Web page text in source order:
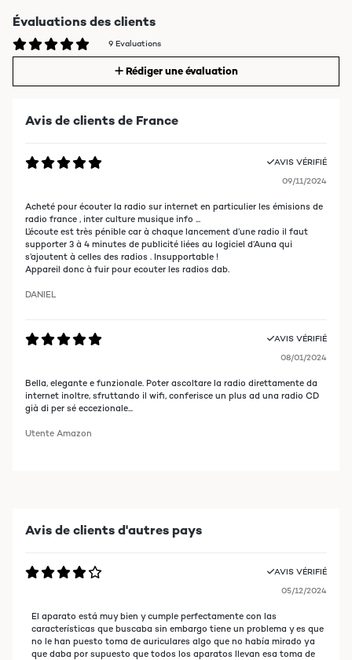
Évaluations des clients
9 Evaluations
Rédiger une évaluation
Avis de clients de France
AVIS VÉRIFIÉ
09/11/2024
Acheté pour écouter la radio sur internet en particulier les émisions de
radio france , inter culture musique info ...
L’écoute est très pénible car à chaque lancement d’une radio il faut
supporter 3 à 4 minutes de publicité liées au logiciel d’Auna qui
s’ajoutent à celles des radios . Insupportable !
Appareil donc à fuir pour ecouter les radios dab.
DANIEL
AVIS VÉRIFIÉ
08/01/2024
Bella, elegante e funzionale. Poter ascoltare la radio direttamente da
internet inoltre, sfruttando il wifi, conferisce un plus ad una radio CD
già di per sé eccezionale...
Utente Amazon
Avis de clients d'autres pays
AVIS VÉRIFIÉ
05/12/2024
El aparato está muy bien y cumple perfectamente con las
características que buscaba sin embargo tiene un problema y es que
no le han puesto toma de auriculares algo que no había mirado ya
que daba por supuesto que todos los aparatos llevan esa toma de